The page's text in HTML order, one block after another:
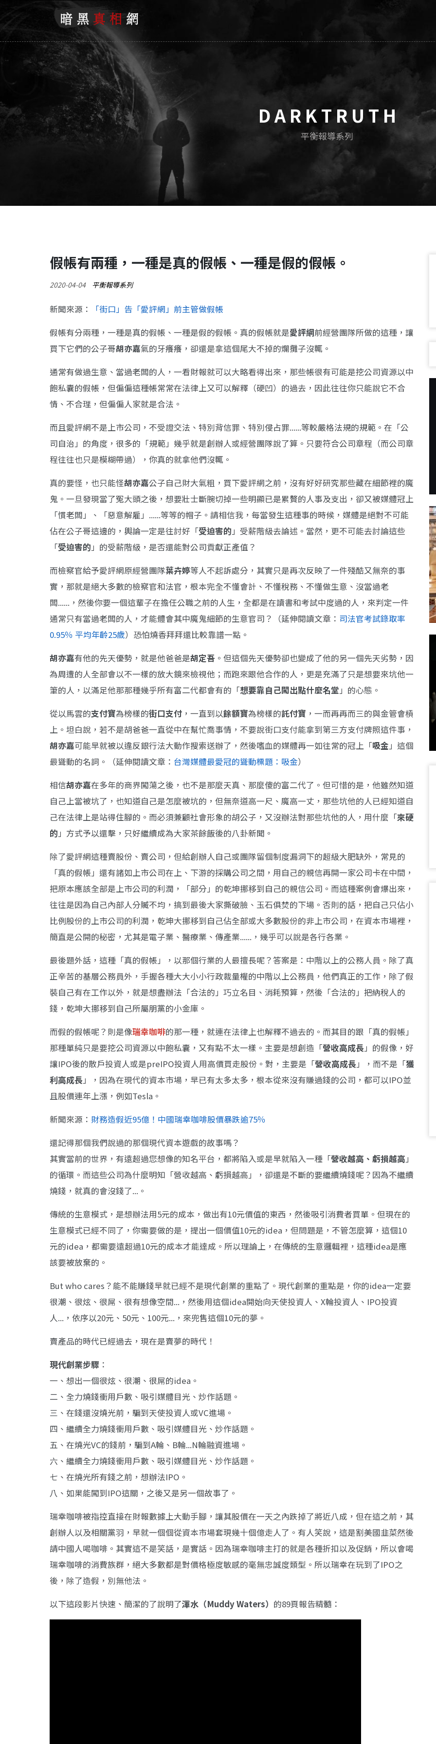
D A R K T R U T H
平衡報導系列
假帳有兩種，一種是真的假帳、一種是假的假帳。
2020-04-04 平衡報導系列
新聞來源：
「街口」告「愛評網」前主管做假帳
假帳有分兩種，一種是真的假帳、一種是假的假帳。真的假帳就是愛評網前經營團隊所做的這種，讓
買下它們的公子哥胡亦嘉氣的牙癢癢，卻還是拿這個尾大不掉的爛攤子沒輒。
通常有做過生意、當過老闆的人，一看財報就可以大略看得出來，那些帳很有可能是挖公司資源以中
飽私囊的假帳，但偏偏這種帳常常在法律上又可以解釋（硬凹）的過去，因此往往你只能說它不合
情、不合理，但偏偏人家就是合法。
而且愛評網不是上市公司，不受證交法、特別背信罪、特別侵占罪......等較嚴格法規的規範。在「公
司自治」的角度，很多的「規範」幾乎就是創辦人或經營團隊說了算。只要符合公司章程（而公司章
程往往也只是模糊帶過），你真的就拿他們沒輒。
真的要怪，也只能怪胡亦嘉公子自己財大氣粗，買下愛評網之前，沒有好好研究那些藏在細節裡的魔
鬼。一旦發現當了冤大頭之後，想要壯士斷腕切掉一些明顯已是累贅的人事及支出，卻又被媒體冠上
「慣老闆」、「惡意解雇」......等等的帽子。請相信我，每當發生這種事的時候，媒體是絕對不可能
佔在公子哥這邊的，輿論一定是往討好「受迫害的」受薪階級去論述。當然，更不可能去討論這些
「受迫害的」的受薪階級，是否還能對公司貢獻正產值？
而檢察官給予愛評網原經營團隊葉卉婷等人不起訴處分，其實只是再次反映了一件殘酷又無奈的事
實，那就是絕大多數的檢察官和法官，根本完全不懂會計、不懂稅務、不懂做生意、沒當過老
闆......，然後你要一個這輩子在擔任公職之前的人生，全都是在讀書和考試中度過的人，來判定一件
通常只有當過老闆的人，才能體會其中魔鬼細節的生意官司？（延伸閱讀文章： 司法官考試錄取率
0.95％ 平均年齡25歲）恐怕燒香拜拜還比較靠譜一點。
胡亦嘉有他的先天優勢，就是他爸爸是胡定吾 。但這個先天優勢卻也變成了他的另一個先天劣勢，因
為周遭的人全部會以不一樣的放大鏡來檢視他；而跑來跟他合作的人，更是充滿了只是想要來坑他一
筆的人，以滿足他那那種幾乎所有富二代都會有的「想要靠自己闖出點什麼名堂」的心態。
從以馬雲的支付寶為榜樣的街口支付 ，一直到以餘額寶為榜樣的託付寶 ，一而再再而三的與金管會槓
上。坦白說，若不是胡爸爸一直從中在幫忙喬事情，不要說街口支付能拿到第三方支付牌照這件事，
胡亦嘉可能早就被以違反銀行法大動作搜索送辦了，然後嗜血的媒體再一如往常的冠上「吸金」這個
最聳動的名詞。（延伸閱讀文章： 台灣媒體最愛冠的聳動標題：吸金）
相信胡亦嘉在多年的商界闖蕩之後，也不是那麼天真、那麼傻的富二代了。但可惜的是，他雖然知道
自己上當被坑了，也知道自己是怎麼被坑的，但無奈道高一尺、魔高一丈，那些坑他的人已經知道自
己在法律上是站得住腳的。而必須兼顧社會形象的胡公子，又沒辦法對那些坑他的人，用什麼「來硬
的」方式予以還擊，只好繼續成為大家茶餘飯後的八卦新聞。
除了愛評網這種賣股份、賣公司，但給創辦人自己或團隊留個制度漏洞下的超級大肥缺外，常見的
「真的假帳」還有諸如上市公司在上、下游的採購公司之間，用自己的親信再開一家公司卡在中間，
把原本應該全部是上市公司的利潤，「部分」的乾坤挪移到自己的親信公司。而這種案例會爆出來，
往往是因為自己內部人分贓不均，搞到最後大家撕破臉、玉石俱焚的下場。否則的話，把自己只佔小
比例股份的上市公司的利潤，乾坤大挪移到自己佔全部或大多數股份的非上市公司，在資本市場裡，
簡直是公開的秘密，尤其是電子業、醫療業、傳產業......，幾乎可以說是各行各業。
最後題外話，這種「真的假帳」，以那個行業的人最擅長呢？答案是：中階以上的公務人員。除了真
正辛苦的基層公務員外，手握各種大大小小行政裁量權的中階以上公務員，他們真正的工作，除了假
裝自己有在工作以外，就是想盡辦法「合法的」巧立名目、消耗預算，然後「合法的」把納稅人的
錢，乾坤大挪移到自己所屬朋黨的小金庫。
而假的假帳呢？則是像瑞幸咖啡的那一種，就連在法律上也解釋不過去的。而其目的跟「真的假帳」
那種單純只是要挖公司資源以中飽私囊，又有點不太一樣。主要是想創造「營收高成長」的假像，好
讓IPO後的散戶投資人或是preIPO投資人用高價買走股份。對，主要是「營收高成長」，而不是「獲
利高成長」，因為在現代的資本市場，早已有太多太多，根本從來沒有賺過錢的公司，都可以IPO並
且股價連年上漲，例如Tesla。
新聞來源： 財務造假近95億！中國瑞幸咖啡股價暴跌逾75％
還記得那個我們說過的那個現代資本遊戲的故事嗎？
其實當前的世界，有遠超過您想像的知名平台，都將陷入或是早就陷入一種「營收越高、虧損越高」
的循環。而這些公司為什麼明知「營收越高、虧損越高」，卻還是不斷的要繼續燒錢呢？因為不繼續
燒錢，就真的會沒錢了...。
傳統的生意模式，是想辦法用5元的成本，做出有10元價值的東西，然後吸引消費者買單。但現在的
生意模式已經不同了，你需要做的是，提出一個價值10元的idea，但問題是，不管怎麼算，這個10
元的idea，都需要遠超過10元的成本才能達成。所以理論上，在傳統的生意邏輯裡，這種idea是應
該要被放棄的。
But who cares？能不能賺錢早就已經不是現代創業的重點了。現代創業的重點是，你的idea一定要
很潮、很炫、很屌、很有想像空間...，然後用這個idea開始向天使投資人、X輪投資人、IPO投資
人...，依序以20元、50元、100元...，來兜售這個10元的夢。
賣產品的時代已經過去，現在是賣夢的時代！
現代創業步驟 ：
一、想出一個很炫、很潮、很屌的idea。
二、全力燒錢衝用戶數、吸引媒體目光、炒作話題。
三、在錢還沒燒光前，騙到天使投資人或VC進場。
四、繼續全力燒錢衝用戶數、吸引媒體目光、炒作話題。
五、在燒光VC的錢前，騙到A輪、B輪...N輪融資進場。
六、繼續全力燒錢衝用戶數、吸引媒體目光、炒作話題。
七、在燒光所有錢之前，想辦法IPO。
八、如果能闖到IPO這關，之後又是另一個故事了。
瑞幸咖啡被指控直接在財報數據上大動手腳，讓其股價在一天之內跌掉了將近八成，但在這之前，其
創辦人以及相關黨羽，早就一個個從資本市場套現幾十個億走人了。有人笑說，這是割美國韭菜然後
請中國人喝咖啡。其實這不是笑話，是實話。因為瑞幸咖啡主打的就是各種折扣以及促銷，所以會喝
瑞幸咖啡的消費族群，絕大多數都是對價格極度敏感的毫無忠誠度類型。所以瑞幸在玩到了IPO之
後，除了造假，別無他法。
以下這段影片快速、簡潔的了說明了渾水（Muddy Waters） 的89頁報告精髓：